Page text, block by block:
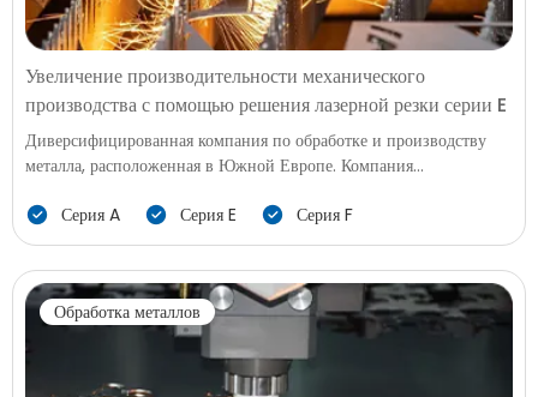
Увеличение производительности механического
производства с помощью решения лазерной резки серии E
Диверсифицированная компания по обработке и производству
металла, расположенная в Южной Европе. Компания
деталей и структурных компонентов для автомобильных
запчастей, бытовой техники, аппаратных продуктов и общих
промышленных приложений. По мере эволюции спроса клиентов
к меньшим размерам партий, разнообразным спецификациям и
быстрым циклам доставки фабрика столкнулась с трудностями в
балансе между производительностью, трудозатратами и качеством.
Серия A Серия E Серия F
Обработка металлов